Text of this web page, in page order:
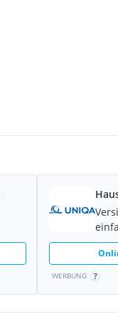
WERBUNG